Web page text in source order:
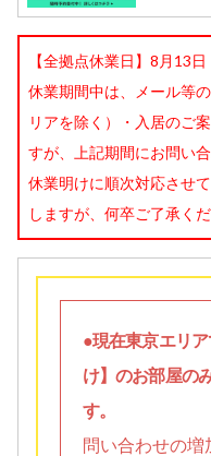
【全拠点休業日】8月13
休業期間中は、メール等
リアを除く）・入居のご
すが、上記期間にお問い
休業明けに順次対応させ
しますが、何卒ご了承く
●現在東京エリ
け】のお部屋の
す。
問い合わせの増